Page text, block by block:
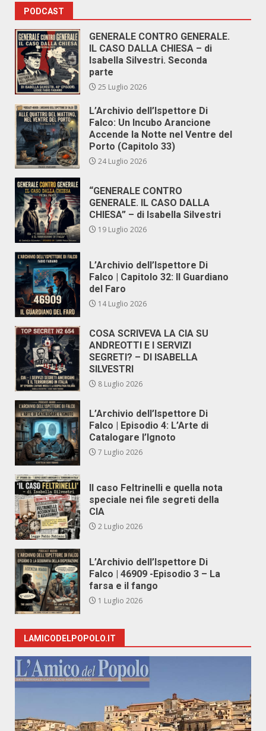
PODCAST
GENERALE CONTRO GENERALE.
IL CASO DALLA CHIESA – di
Isabella Silvestri. Seconda
parte
25 Luglio 2026
L’Archivio dell’Ispettore Di
Falco: Un Incubo Arancione
Accende la Notte nel Ventre del
Porto (Capitolo 33)
24 Luglio 2026
“GENERALE CONTRO
GENERALE. IL CASO DALLA
CHIESA” – di Isabella Silvestri
19 Luglio 2026
L’Archivio dell’Ispettore Di
Falco | Capitolo 32: Il Guardiano
del Faro
14 Luglio 2026
COSA SCRIVEVA LA CIA SU
ANDREOTTI E I SERVIZI
SEGRETI? – DI ISABELLA
SILVESTRI
8 Luglio 2026
L’Archivio dell’Ispettore Di
Falco | Episodio 4: L’Arte di
Catalogare l’Ignoto
7 Luglio 2026
Il caso Feltrinelli e quella nota
speciale nei file segreti della
CIA
2 Luglio 2026
L’Archivio dell’Ispettore Di
Falco | 46909 -Episodio 3 – La
farsa e il fango
1 Luglio 2026
LAMICODELPOPOLO.IT